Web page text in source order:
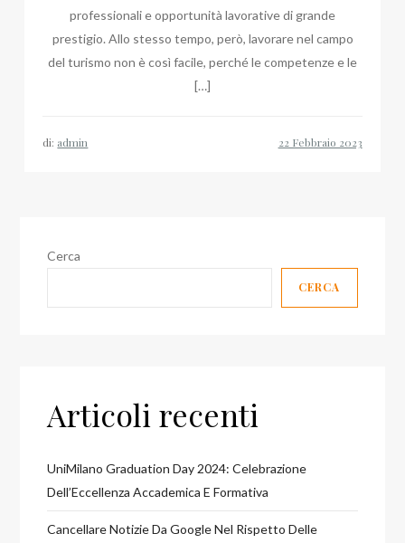
professionali e opportunità lavorative di grande
prestigio. Allo stesso tempo, però, lavorare nel campo
del turismo non è così facile, perché le competenze e le
[…]
di: admin
Cerca
CERCA
Articoli recenti
UniMilano Graduation Day 2024: Celebrazione
Dell’Eccellenza Accademica E Formativa
Cancellare Notizie Da Google Nel Rispetto Delle